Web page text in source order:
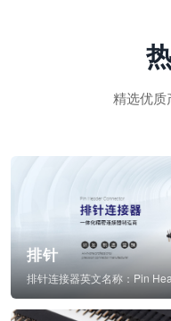
精选优质
排针